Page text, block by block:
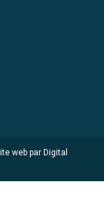
web par Digital